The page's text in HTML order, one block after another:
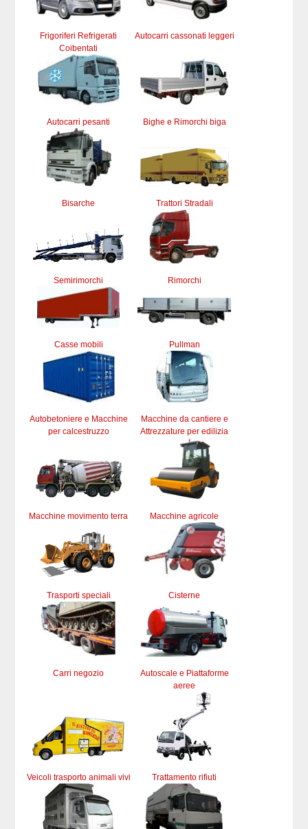
Frigoriferi Refrigerati
Coibentati
Autocarri cassonati leggeri
Autocarri pesanti Bighe e Rimorchi biga
Bisarche Trattori Stradali
Semirimorchi Rimorchi
Casse mobili Pullman
Autobetoniere e Macchine
per calcestruzzo
Macchine da cantiere e
Attrezzature per edilizia
Macchine movimento terra Macchine agricole
Trasporti speciali Cisterne
Carri negozio
Autoscale e Piattaforme
aeree
Veicoli trasporto animali vivi Trattamento rifiuti